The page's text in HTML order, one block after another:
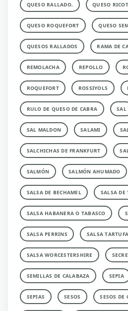
QUESO RALLADO. QUESO
QUESO ROQUEFORT QUESO
QUESOS RALLADOS RAMA DE
REMOLACHA REPOLLO
ROQUEFORT ROSSIYOLS
RULO DE QUESO DE CABRA SAL
SAL MALDON SALAMI
SALCHICHAS DE FRANKFURT
SALMÓN SALMÓN AHUMADO
SALSA DE BECHAMEL SALSA DE
SALSA HABANERA O TABASCO
SALSA PERRINS SALSA
SALSA WORCESTERSHIRE
SEMILLAS DE CALABAZA SEPIA
SEPIAS SESOS SESOS DE